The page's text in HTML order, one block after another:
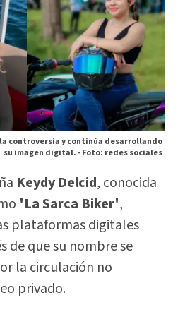
controversia y continúa desarrollando
su imagen digital. -Foto: redes sociales
Keydy Delcid, conocida
'La Sarca Biker',
plataformas digitales
de que su nombre se
la circulación no
privado.